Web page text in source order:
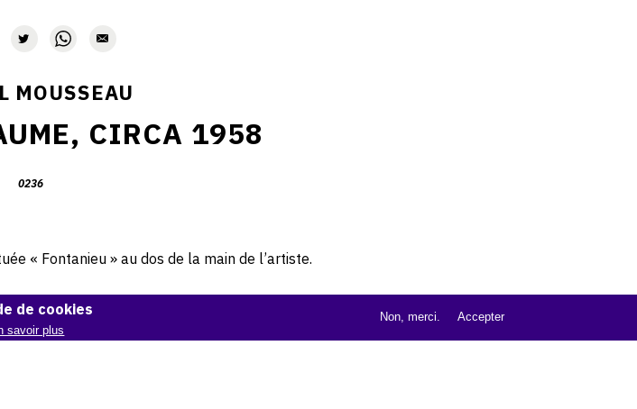
MOUSSEAU
CIRCA 1958
0236
« Fontanieu » au dos de la main de l’artiste.
Michel Mousseau
d'information
de cookies
savoir plus
Non, merci. Accepter